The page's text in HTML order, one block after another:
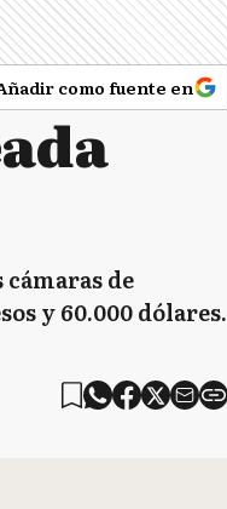
como fuente en
de
y 60.000 dólares.